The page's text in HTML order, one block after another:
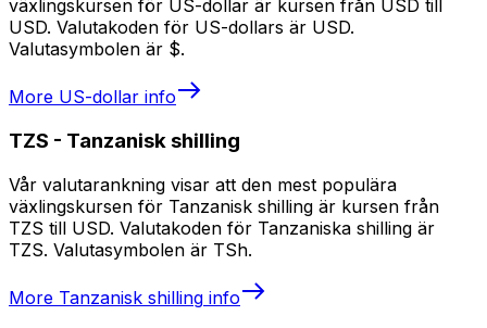
växlingskursen för US-dollar är kursen från USD till
USD. Valutakoden för US-dollars är USD.
Valutasymbolen är $.
More US-dollar info
TZS - Tanzanisk shilling
Vår valutarankning visar att den mest populära
växlingskursen för Tanzanisk shilling är kursen från
TZS till USD. Valutakoden för Tanzaniska shilling är
TZS. Valutasymbolen är TSh.
More Tanzanisk shilling info